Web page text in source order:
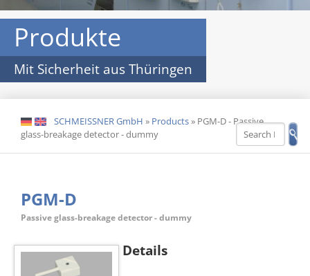
Produkte
Mit Sicherheit aus Thüringen
DE EN SCHMEISSNER GmbH » Products» PGM-D - Passive
glass-breakage detector - dummy
PGM-D
Passive glass-breakage detector - dummy
Details